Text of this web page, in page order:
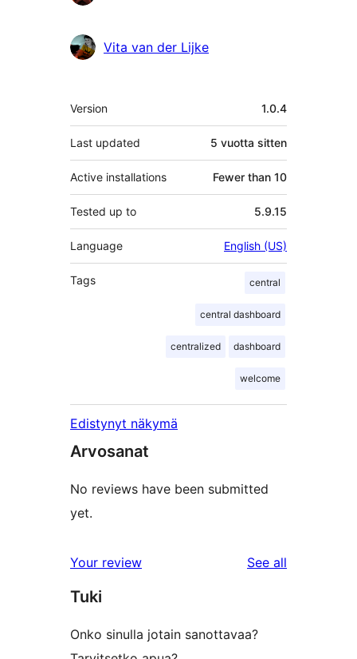
Vita van der Lijke
Metatiedot
Version 1.0.4
Last updated 5 vuotta sitten
Active installations Fewer than 10
Tested up to 5.9.15
Language English (US)
Tags central
central dashboard
centralized dashboard
welcome
Edistynyt näkymä
Arvosanat
No reviews have been submitted
yet.
Your review See all
Tuki
Onko sinulla jotain sanottavaa?